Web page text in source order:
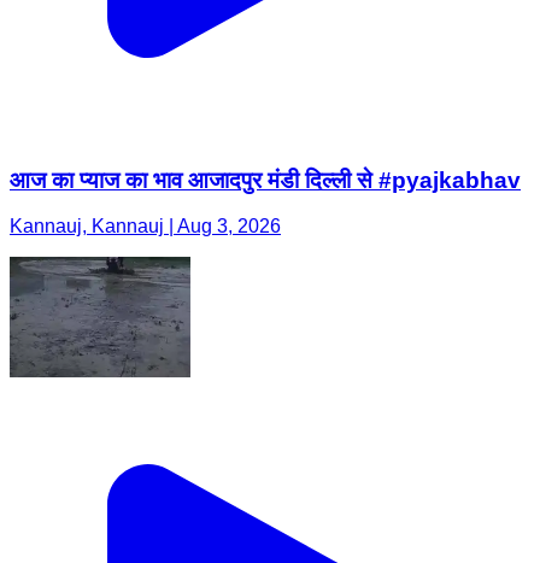
आज का प्याज का भाव आजादपुर मंडी दिल्ली से #pyajkabhav
Kannauj, Kannauj | Aug 3, 2026